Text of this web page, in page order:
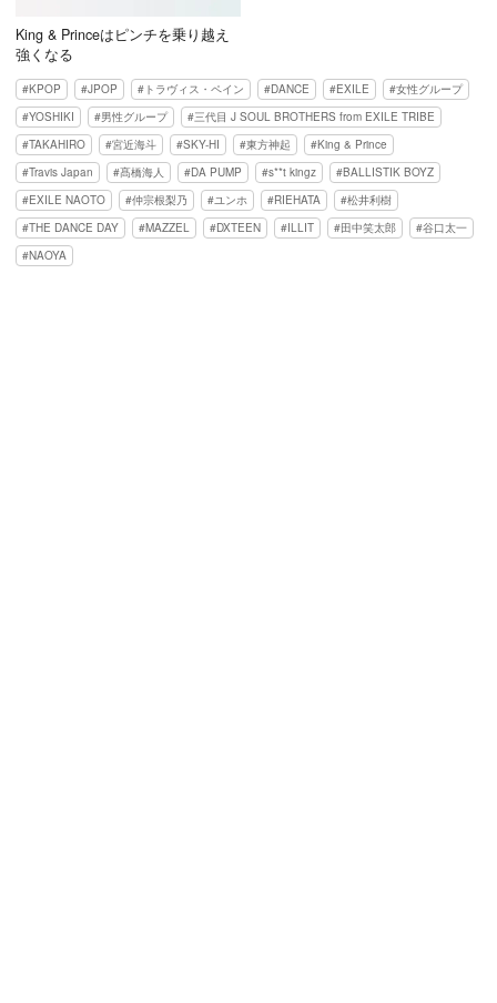
King & Princeはピンチを乗り越え
強くなる
KPOP JPOP トラヴィス・ペイン DANCE EXILE
女性グループ
YOSHIKI
男性グループ
三代目 J SOUL BROTHERS from EXILE TRIBE
TAKAHIRO
宮近海斗 SKY-HI 東方神起
King & Prince
Travis Japan
髙橋海人 DA PUMP s**t kingz
BALLISTIK BOYZ
EXILE NAOTO
仲宗根梨乃 ユンホ RIEHATA
松井利樹
THE DANCE DAY
MAZZEL DXTEEN ILLIT 田中笑太郎
谷口太一
NAOYA